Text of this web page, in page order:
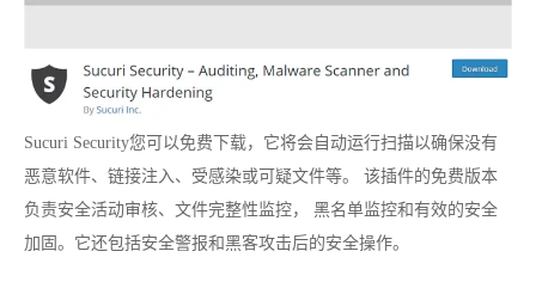
Sucuri Security您可以免费下载，它将会自动运行扫描以确保没有
恶意软件、链接注入、受感染或可疑文件等。 该插件的免费版本
负责安全活动审核、文件完整性监控， 黑名单监控和有效的安全
加固。它还包括安全警报和黑客攻击后的安全操作。